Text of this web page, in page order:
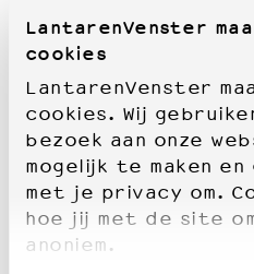
LantarenVenster
cookies
LantarenVenster
cookies. Wij
bezoek aan onze
mogelijk te maken
met je privacy om.
hoe jij met de site
anoniem.